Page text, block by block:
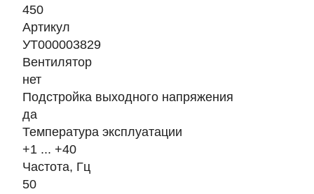
450
Артикул
УТ000003829
Вентилятор
нет
Подстройка выходного напряжения
да
Температура эксплуатации
+1 ... +40
Частота, Гц
50